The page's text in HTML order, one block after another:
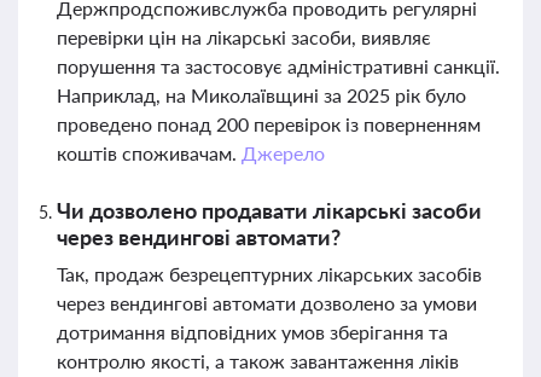
Держпродспоживслужба проводить регулярні
перевірки цін на лікарські засоби, виявляє
порушення та застосовує адміністративні санкції.
Наприклад, на Миколаївщині за 2025 рік було
проведено понад 200 перевірок із поверненням
коштів споживачам. Джерело
Чи дозволено продавати лікарські засоби
через вендингові автомати?
Так, продаж безрецептурних лікарських засобів
через вендингові автомати дозволено за умови
дотримання відповідних умов зберігання та
контролю якості, а також завантаження ліків